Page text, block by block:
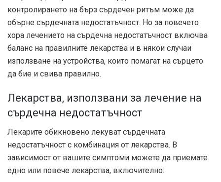
контролирането на бърз сърдечен ритъм може да
обърне сърдечната недостатъчност. Но за повечето
хора лечението на сърдечна недостатъчност включва
баланс на правилните лекарства и в някои случаи
използване на устройства, които помагат на сърцето
да бие и свива правилно.
Лекарства, използвани за лечение на
сърдечна недостатъчност
Лекарите обикновено лекуват сърдечната
недостатъчност с комбинация от лекарства. В
зависимост от вашите симптоми можете да приемате
едно или повече лекарства, включително: